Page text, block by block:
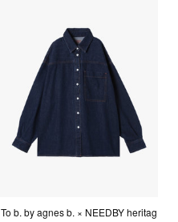
To b. by agnes b. × NEEDBY heritag